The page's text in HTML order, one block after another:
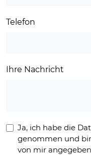
Telefon
Ihre Nachricht
Ja, ich habe die
genommen und
von mir